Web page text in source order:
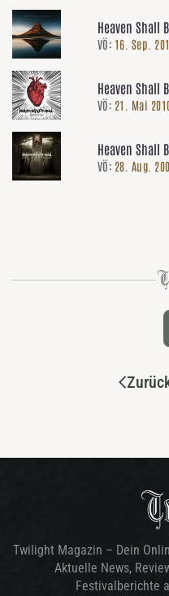
Heaven Shall
VÖ: 16. Sep.
Heaven Shall
VÖ: 21. Mai
Heaven Shall
VÖ: 28. Aug.
Twilight Magazin – Dein
Aktuelle News,
Festivalberichte